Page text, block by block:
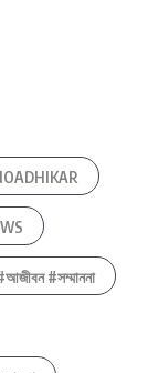
#সম্মাননা